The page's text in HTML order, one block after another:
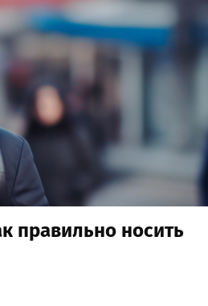
правильно носить